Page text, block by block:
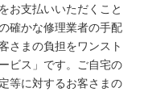
お支払いいただくこと
確かな修理業者の手配
さまの負担をワンスト
ビス」です。ご自宅の
等に対するお客さまの